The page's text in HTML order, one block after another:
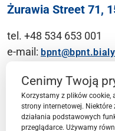
Żurawia Street 71,
tel. +48 534 653 001
e-mail:
Contact
Cenimy Twoją
Korzystamy z plików
strony internetowej.
działania podstawowych
przeglądarce. Używamy